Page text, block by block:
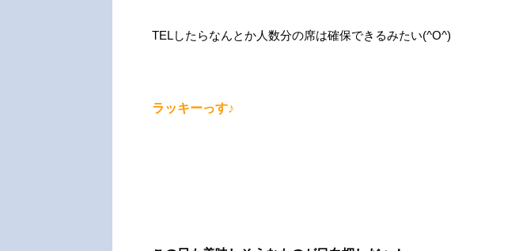
TELしたらなんとか人数分の席は確保できるみたい(^O^)
ラッキーっす♪